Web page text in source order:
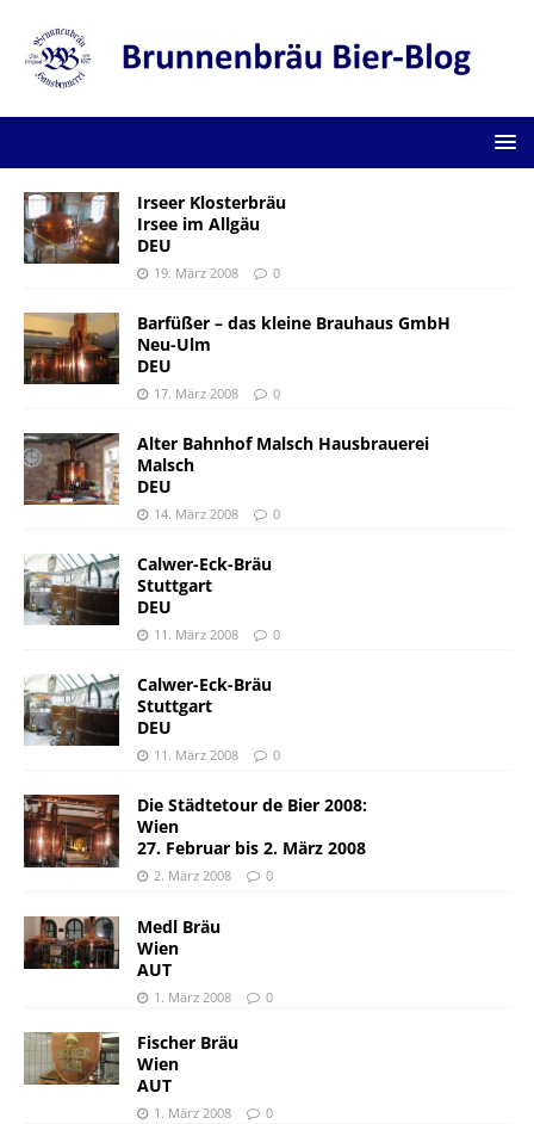
Irseer Klosterbräu
Irsee im Allgäu
DEU
19. März 2008 0
Barfüßer – das kleine Brauhaus GmbH
Neu-Ulm
DEU
17. März 2008 0
Alter Bahnhof Malsch Hausbrauerei
Malsch
DEU
14. März 2008 0
Calwer-Eck-Bräu
Stuttgart
DEU
11. März 2008 0
Calwer-Eck-Bräu
Stuttgart
DEU
11. März 2008 0
Die Städtetour de Bier 2008:
Wien
27. Februar bis 2. März 2008
2. März 2008 0
Medl Bräu
Wien
AUT
1. März 2008 0
Fischer Bräu
Wien
AUT
1. März 2008 0